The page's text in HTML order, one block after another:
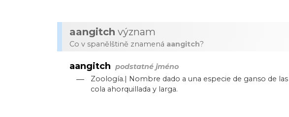
aangitch význam
Co v spanělštině znamená aangitch?
aangitch podstatné jméno
—
Zoología.| Nombre dado a una especie de ganso de
cola ahorquillada y larga.